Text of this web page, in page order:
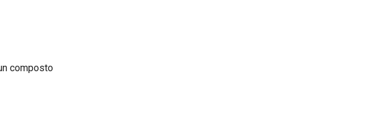
composto